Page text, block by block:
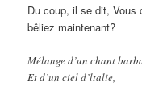
Du coup, il se dit, Vous
bêliez maintenant?
Mélange d’un chant
Et d’un ciel d’ltalie,